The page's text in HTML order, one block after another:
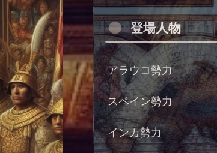
登場人物
アラウコ勢力
スペイン勢力
インカ勢力